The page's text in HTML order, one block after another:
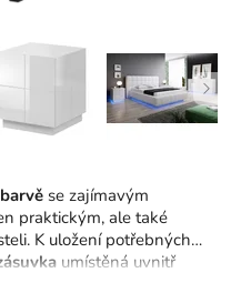
se zajímavým
praktickým, ale také
K uložení potřebných
umístěná uvnitř